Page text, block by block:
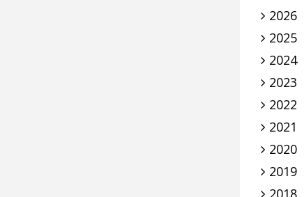
2026
2025
2024
2023
2022
2021
2020
2019